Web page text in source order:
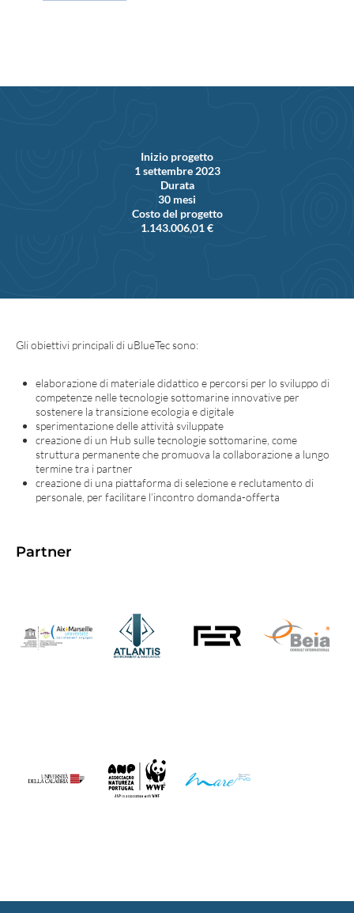
Inizio progetto
1 settembre 2023
Durata
30 mesi
Costo del progetto
1.143.006,01 €
Gli obiettivi principali di uBlueTec sono:
elaborazione di materiale didattico e percorsi per lo sviluppo di
competenze nelle tecnologie sottomarine innovative per
sostenere la transizione ecologia e digitale
sperimentazione delle attività sviluppate
creazione di un Hub sulle tecnologie sottomarine, come
struttura permanente che promuova la collaborazione a lungo
termine tra i partner
creazione di una piattaforma di selezione e reclutamento di
personale, per facilitare l’incontro domanda-offerta
Partner